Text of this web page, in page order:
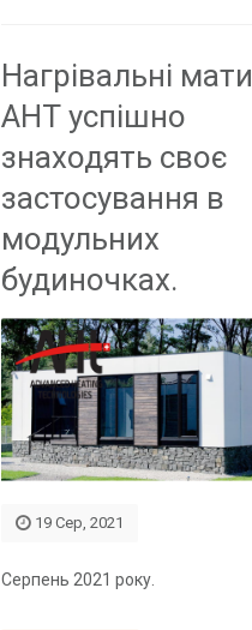
Нагрівальні мати
АНТ успішно
знаходять своє
застосування в
модульних
будиночках.
19 Сер, 2021
Серпень 2021 року.